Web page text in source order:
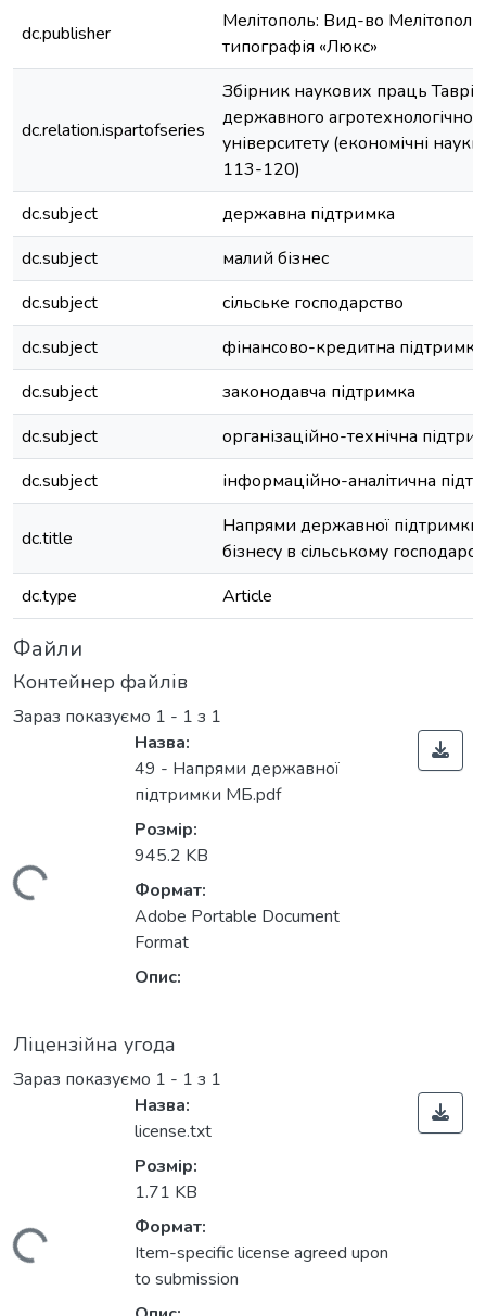
dc.publisher
Мелітополь: Вид-во
типографія «Люкс»
dc.relation.ispartofseries
Збірник наукових праць
державного
університету (економічні
113-120)
dc.subject
державна підтримка
dc.subject
малий бізнес
dc.subject
сільське господарство
dc.subject
фінансово-кредитна підтримка
dc.subject
законодавча підтримка
dc.subject
організаційно-технічна
dc.subject
інформаційно-аналітична
dc.title
Напрями державної підтримки
бізнесу в сільському
dc.type
Article
Файли
Контейнер файлів
Зараз показуємо 1 - 1 з 1
Назва:
49 - Напрями державної
підтримки МБ.pdf
Розмір:
945.2 KB
Формат:
Adobe Portable Document
Format
Опис:
Ліцензійна угода
Зараз показуємо 1 - 1 з 1
Назва:
license.txt
Розмір:
1.71 KB
Формат:
Item-specific license agreed upon
to submission